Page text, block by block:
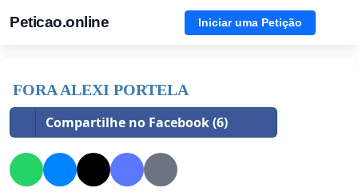
Peticao.online Iniciar uma Petição
FORA ALEXI PORTELA
Compartilhe no Facebook (6)